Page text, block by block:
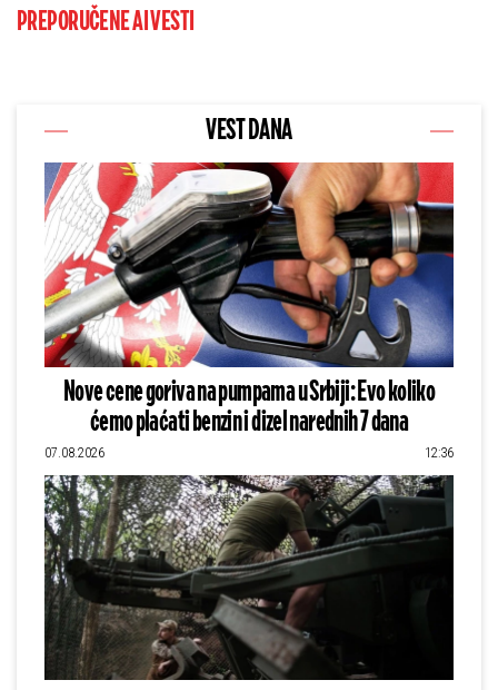
PREPORUČENE AI VESTI
VEST DANA
Nove cene goriva na pumpama u Srbiji: Evo koliko
ćemo plaćati benzin i dizel narednih 7 dana
07.08.2026 12:36